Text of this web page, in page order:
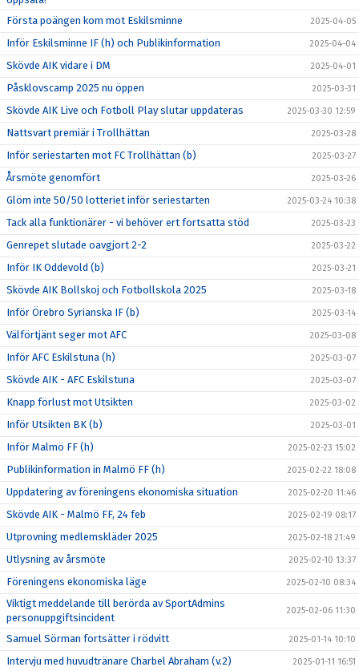
Första poängen kom mot Eskilsminne
2025-04-05
Inför Eskilsminne IF (h) och Publikinformation 2025-04-04
Skövde AIK vidare i DM 2025-04-01
Påsklovscamp 2025 nu öppen 2025-03-31
Skövde AIK Live och Fotboll Play slutar uppdateras 2025-03-30 12:59
Nattsvart premiär i Trollhättan 2025-03-28
Inför seriestarten mot FC Trollhättan (b) 2025-03-27
Årsmöte genomfört 2025-03-26
Glöm inte 50/50 lotteriet inför seriestarten 2025-03-24 10:38
Tack alla funktionärer - vi behöver ert fortsatta stöd 2025-03-23
Genrepet slutade oavgjort 2-2 2025-03-22
Inför IK Oddevold (b) 2025-03-21
Skövde AIK Bollskoj och Fotbollskola 2025 2025-03-18
Inför Örebro Syrianska IF (b) 2025-03-14
Välförtjänt seger mot AFC 2025-03-08
Inför AFC Eskilstuna (h) 2025-03-07
Skövde AIK - AFC Eskilstuna 2025-03-07
Knapp förlust mot Utsikten 2025-03-02
Inför Utsikten BK (b) 2025-03-01
Inför Malmö FF (h) 2025-02-23 15:02
Publikinformation in Malmö FF (h) 2025-02-22 18:08
Uppdatering av föreningens ekonomiska situation 2025-02-20 11:46
Skövde AIK - Malmö FF, 24 feb 2025-02-19 08:17
Utprovning medlemskläder 2025 2025-02-18 21:49
Utlysning av årsmöte 2025-02-10 13:37
Föreningens ekonomiska läge 2025-02-10 08:34
Viktigt meddelande till berörda av SportAdmins
personuppgiftsincident
2025-02-06 11:30
Samuel Sörman fortsätter i rödvitt 2025-01-14 10:10
Intervju med huvudtränare Charbel Abraham (v.2) 2025-01-11 16:51